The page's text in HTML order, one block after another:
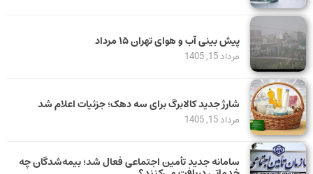
پیش بینی آب و هوای تهران ۱۵ مرداد
مرداد 15, 1405
شارژ جدید کالابرگ برای سه دهک؛ جزئیات اعلام شد
مرداد 15, 1405
سامانه جدید تأمین اجتماعی فعال شد؛ بیمه‌شدگان چه